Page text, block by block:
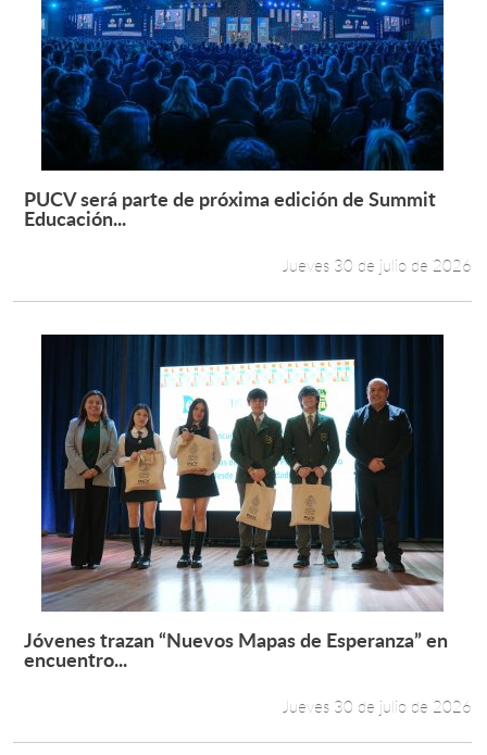
Leer más +
PUCV será parte de próxima edición de Summit
Educación...
Jueves 30 de julio de 2026
Leer más +
Jóvenes trazan “Nuevos Mapas de Esperanza” en
encuentro...
Jueves 30 de julio de 2026